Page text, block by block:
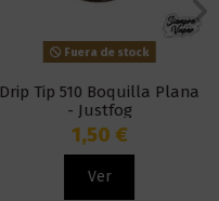
Fuera de stock
Drip Tip 510 Boquilla Plana
- Justfog
1,50 €
Ver